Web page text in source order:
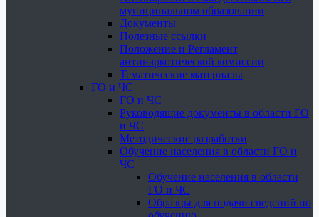
муниципальном образовании
Документы
Полезные ссылки
Положение и Регламент
антинаркотической комиссии
Тематические материалы
ГО и ЧС
ГО и ЧС
Руководящие документы в области ГО
и ЧС
Методические разработки
Обучение населения в области ГО и
ЧС
Обучение населения в области
ГО и ЧС
Образцы для подачи сведений по